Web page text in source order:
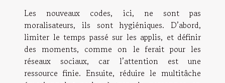
Les nouveaux codes, ici, ne sont pas
moralisateurs, ils sont hygiéniques. D’abord,
limiter le temps passé sur les applis, et définir
des moments, comme on le ferait pour les
réseaux sociaux, car l’attention est une
ressource finie. Ensuite, réduire le multitâche